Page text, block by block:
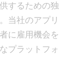
するための独
当社のアプリ
に雇用機会を
プラットフォ